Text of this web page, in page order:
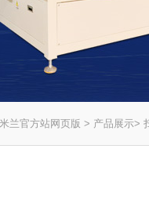
米兰官方站网页版 > 产品展示>